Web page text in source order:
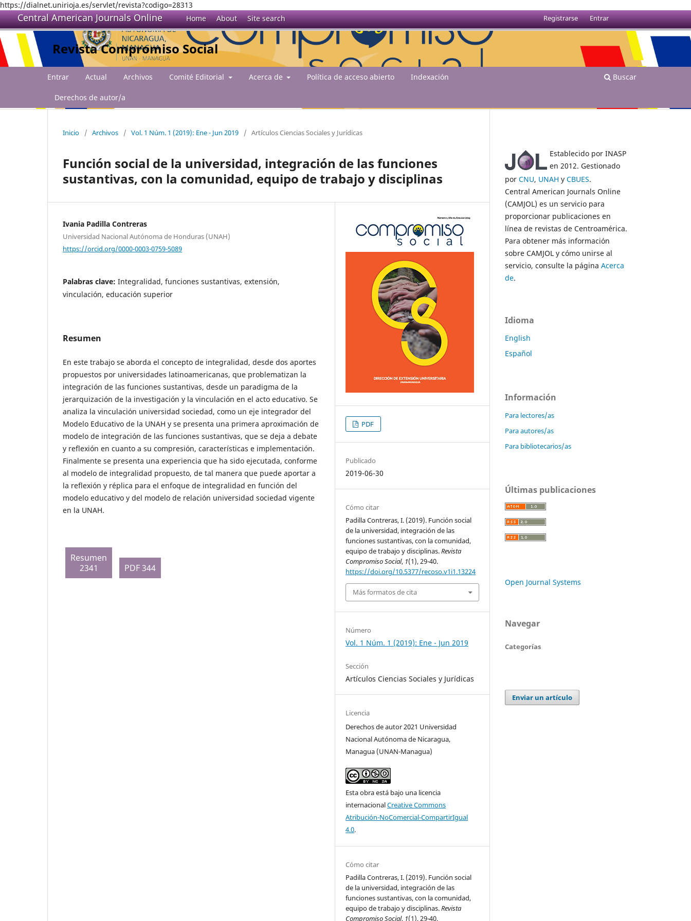
https://dialnet.unirioja.es/servlet/revista?codigo=28313
Central American Journals Online Home About Site search
Revista Compromiso Social
Entrar Actual Archivos Comité Editorial Acerca de Política de acceso abierto Indexación
Derechos de autor/a
Buscar
Registrarse Entrar
Inicio / Archivos / Vol. 1 Núm. 1 (2019): Ene - Jun 2019 / Artículos Ciencias Sociales y Jurídicas
Función social de la universidad, integración de las funciones
sustantivas, con la comunidad, equipo de trabajo y disciplinas
Ivania Padilla Contreras
Universidad Nacional Autónoma de Honduras (UNAH)
https://orcid.org/0000-0003-0759-5089
Palabras clave: Integralidad, funciones sustantivas, extensión,
vinculación, educación superior
Resumen
En este trabajo se aborda el concepto de integralidad, desde dos aportes
propuestos por universidades latinoamericanas, que problematizan la
integración de las funciones sustantivas, desde un paradigma de la
jerarquización de la investigación y la vinculación en el acto educativo. Se
analiza la vinculación universidad sociedad, como un eje integrador del
Modelo Educativo de la UNAH y se presenta una primera aproximación de
modelo de integración de las funciones sustantivas, que se deja a debate
y reflexión en cuanto a su compresión, características e implementación.
Finalmente se presenta una experiencia que ha sido ejecutada, conforme
al modelo de integralidad propuesto, de tal manera que puede aportar a
la reflexión y réplica para el enfoque de integralidad en función del
modelo educativo y del modelo de relación universidad sociedad vigente
en la UNAH.
Resumen
2341
PDF 344
PDF
Publicado
2019-06-30
Cómo citar
Padilla Contreras, I. (2019). Función social
de la universidad, integración de las
funciones sustantivas, con la comunidad,
equipo de trabajo y disciplinas.Revista
Compromiso Social, 1(1), 29-40.
https://doi.org/10.5377/recoso.v1i1.13224
Más formatos de cita
Número
Vol. 1 Núm. 1 (2019): Ene - Jun 2019
Sección
Artículos Ciencias Sociales y Jurídicas
Licencia
Derechos de autor 2021 Universidad
Nacional Autónoma de Nicaragua,
Managua (UNAN-Managua)
Esta obra está bajo una licencia
internacionalCreative Commons
Atribución-NoComercial-CompartirIgual
4.0.
Cómo citar
Padilla Contreras, I. (2019). Función social
de la universidad, integración de las
funciones sustantivas, con la comunidad,
equipo de trabajo y disciplinas.Revista
Compromiso Social, 1(1), 29-40.
Establecido por INASP
en 2012. Gestionado
por CNU, UNAH y CBUES.
Central American Journals Online
(CAMJOL) es un servicio para
proporcionar publicaciones en
línea de revistas de Centroamérica.
Para obtener más información
sobre CAMJOL y cómo unirse al
servicio, consulte la página Acerca
de.
Idioma
English
Español
Información
Para lectores/as
Para autores/as
Para bibliotecarios/as
Últimas publicaciones
Open Journal Systems
Navegar
Categorías
Enviar un artículo